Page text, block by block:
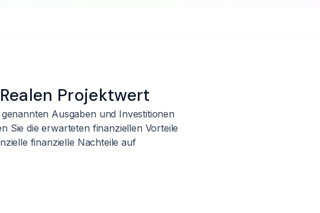
Projektwert
Ausgaben und Investitionen
Sie die erwarteten finanziellen Vorteile
finanzielle Nachteile auf